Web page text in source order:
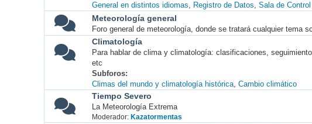
General en distintos idiomas
Registro de Datos Sala de Control
Meteorología general
Foro general de meteorología, donde se tratará cualquier tema
Climatología
Para hablar de clima y climatología: clasificaciones,
etc
Subforos
Climas del mundo y climatología histórica Cambio climático
Tiempo Severo
La Meteorología Extrema
Moderador: Kazatormentas